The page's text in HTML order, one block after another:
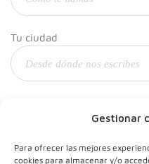
Gestionar
Para ofrecer las mejores
cookies para almacenar y/o
Tu ciudad